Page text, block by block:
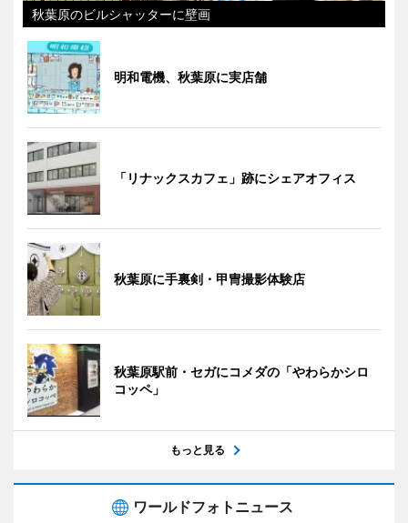
秋葉原のビルシャッターに壁画
明和電機、秋葉原に実店舗
「リナックスカフェ」跡にシェアオフィス
秋葉原に手裏剣・甲冑撮影体験店
秋葉原駅前・セガにコメダの「やわらかシロ
コッペ」
もっと見る
ワールドフォトニュース